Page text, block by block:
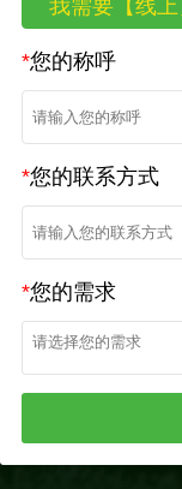
我需要【线
*您的称呼
*您的联系方式
*您的需求